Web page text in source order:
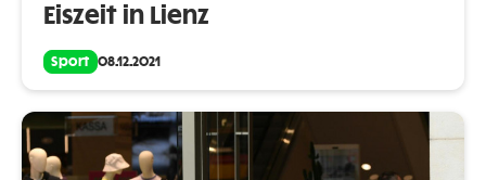
Eiszeit in Lienz
Sport 08.12.2021